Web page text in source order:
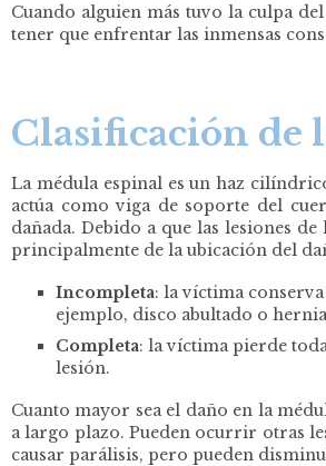
Cuando alguien más tuvo la culpa
tener que enfrentar las inmensas
Clasificación de
La médula espinal es un haz
actúa como viga de soporte del
dañada. Debido a que las lesiones
principalmente de la ubicación del
Incompleta: la víctima
ejemplo, disco abultado o
Completa: la víctima pierde
lesión.
Cuanto mayor sea el daño en la
a largo plazo. Pueden ocurrir otras
causar parálisis, pero pueden